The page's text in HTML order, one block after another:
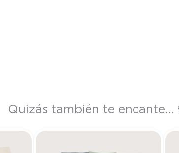
Quizás también te encante...